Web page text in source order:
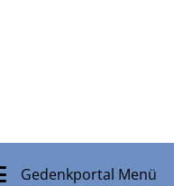
Gedenkportal Menü